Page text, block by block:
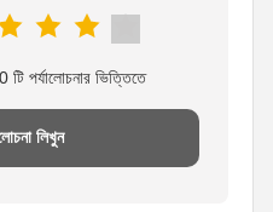
পর্যালোচনার ভিত্তিতে
লিখুন